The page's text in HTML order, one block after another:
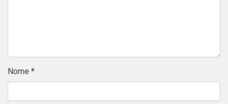
Nome *